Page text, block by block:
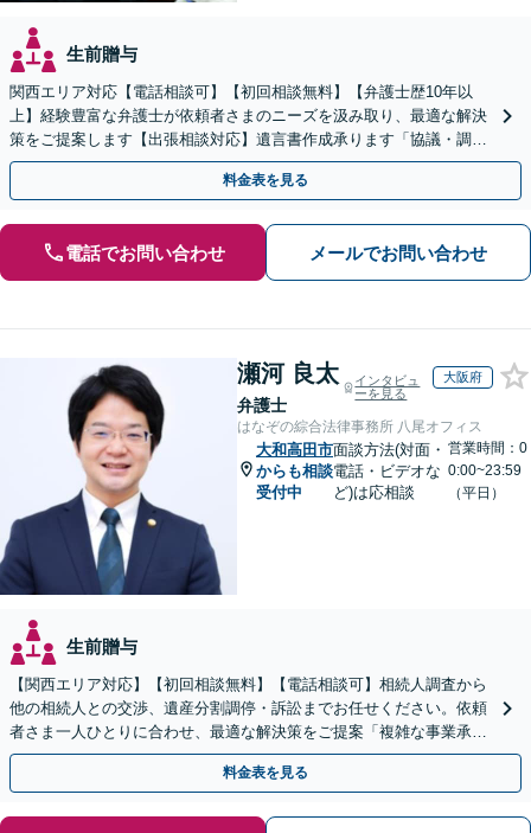
生前贈与
関西エリア対応【電話相談可】【初回相談無料】【弁護士歴10年以
上】経験豊富な弁護士が依頼者さまのニーズを汲み取り、最適な解決
策をご提案します【出張相談対応】遺言書作成承ります「協議・調
停・審判どの段階でも相談OK」【分割・後払い利用可】
料金表を見る
電話でお問い合わせ メールでお問い合わせ
瀬河 良太
弁護士
インタビュ
ーを見る
大阪府
はなぞの綜合法律事務所 八尾オフィス
大和高田市
からも相談
受付中
面談方法(対面・
電話・ビデオな
ど)は応相談
営業時間：0
0:00~23:59
（平日）
生前贈与
【関西エリア対応】【初回相談無料】【電話相談可】相続人調査から
他の相続人との交渉、遺産分割調停・訴訟までお任せください。依頼
者さま一人ひとりに合わせ、最適な解決策をご提案「複雑な事業承
継、不動産相続など」【完全個室対応】【休日・夜間相談可】
料金表を見る